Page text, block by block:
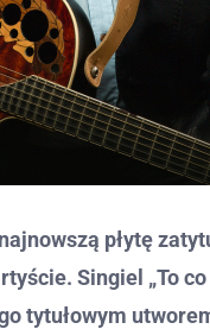
płytę
Singiel „To
tytułowym